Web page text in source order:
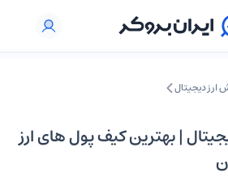
ارز دیجیتال
| بهترین کیف پول های ارز